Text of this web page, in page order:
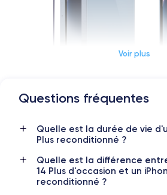
Dimensions et poids iPhone
Date de sortie
7/09/2022
Dimensions
160.8×78.1×7.8 mm
Poids
Voir plus
Questions fréquentes
Quelle est la durée de vie
Plus reconditionné ?
Quelle est la différence
14 Plus d'occasion et un
reconditionné ?